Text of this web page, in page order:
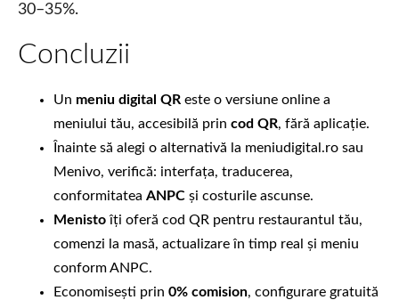
30–35%.
Concluzii
Un meniu digital QR este o versiune online a
meniului tău, accesibilă prin cod QR, fără aplicație.
Înainte să alegi o alternativă la meniudigital.ro sau
Menivo, verifică: interfața, traducerea,
conformitatea ANPC și costurile ascunse.
Menistoîți oferă cod QR pentru restaurantul tău,
comenzi la masă, actualizare în timp real și meniu
conform ANPC.
Economisești prin 0% comision, configurare gratuită